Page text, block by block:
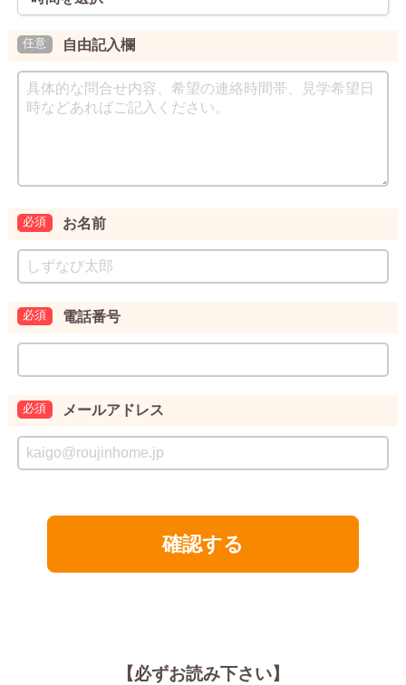
自由記入欄
お名前
電話番号
メールアドレス
【必ずお読み下さい】